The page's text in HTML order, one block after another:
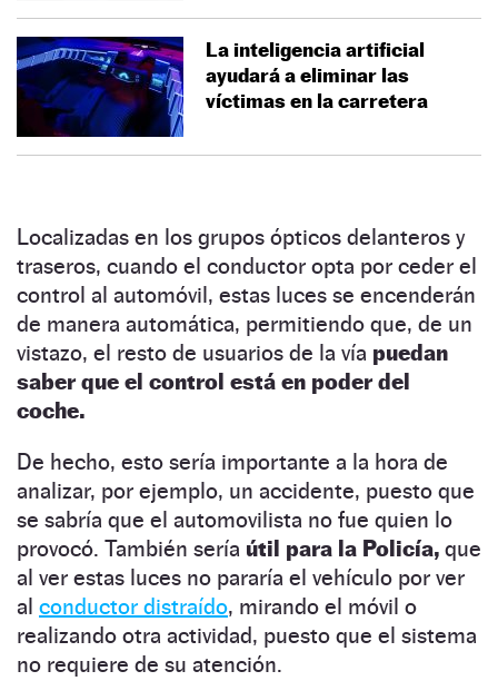
La inteligencia artificial
ayudará a eliminar las
víctimas en la carretera
Localizadas en los grupos ópticos delanteros y
traseros, cuando el conductor opta por ceder el
control al automóvil, estas luces se encenderán
de manera automática, permitiendo que, de un
vistazo, el resto de usuarios de la vía puedan
saber que el control está en poder del
coche.
De hecho, esto sería importante a la hora de
analizar, por ejemplo, un accidente, puesto que
se sabría que el automovilista no fue quien lo
provocó. También sería útil para la Policía, que
al ver estas luces no pararía el vehículo por ver
al conductor distraído, mirando el móvil o
realizando otra actividad, puesto que el sistema
no requiere de su atención.